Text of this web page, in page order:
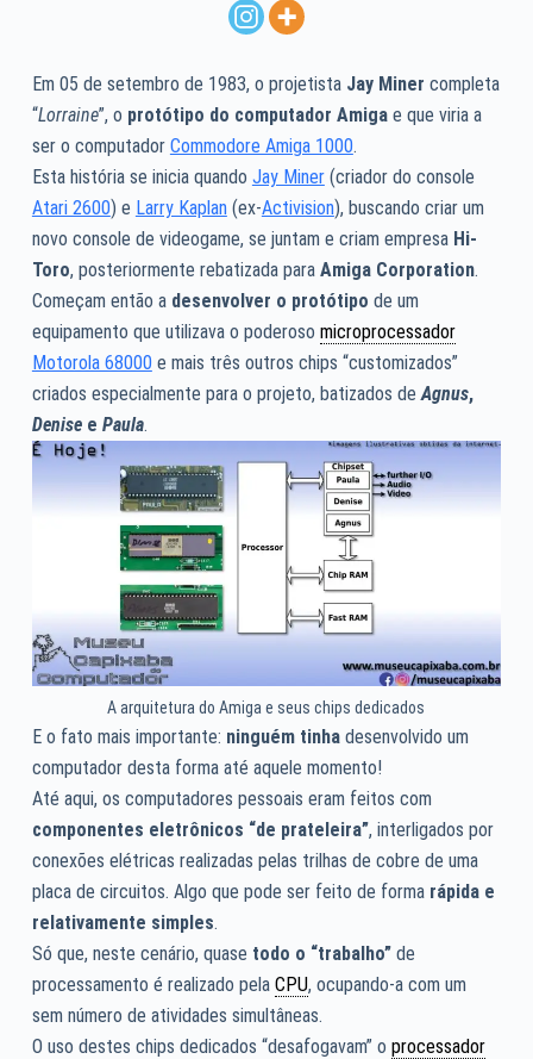
Em 05 de setembro de 1983, o projetista Jay Miner completa
“Lorraine”, o protótipo do computador Amigae que viria a
ser o computador Commodore Amiga 1000.
Esta história se inicia quando Jay Miner(criador do console
Atari 2600) e Larry Kaplan(ex-Activision), buscando criar um
novo console de videogame, se juntam e criam empresa Hi-
Toro, posteriormente rebatizada para Amiga Corporation.
Começam então a desenvolver o protótipo de um
equipamento que utilizava o poderoso microprocessador
Motorola 68000e mais três outros chips “customizados”
criados especialmente para o projeto, batizados de Agnus,
Denisee Paula.
A arquitetura do Amiga e seus chips dedicados
E o fato mais importante: ninguém tinhadesenvolvido um
computador desta forma até aquele momento!
Até aqui, os computadores pessoais eram feitos com
componentes eletrônicos “de prateleira”, interligados por
conexões elétricas realizadas pelas trilhas de cobre de uma
placa de circuitos. Algo que pode ser feito de formarápida e
relativamente simples.
Só que, neste cenário, quase todo o “trabalho”de
processamento é realizado pela CPU, ocupando-a com um
sem número de atividades simultâneas.
O uso destes chips dedicados “desafogavam” o processador